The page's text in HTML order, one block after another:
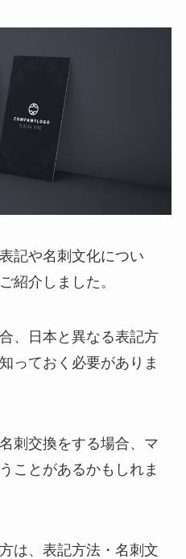
記や名刺文化につい
紹介しました。
、日本と異なる表記方
っておく必要がありま
刺交換をする場合、マ
ことがあるかもしれま
は、表記方法・名刺文